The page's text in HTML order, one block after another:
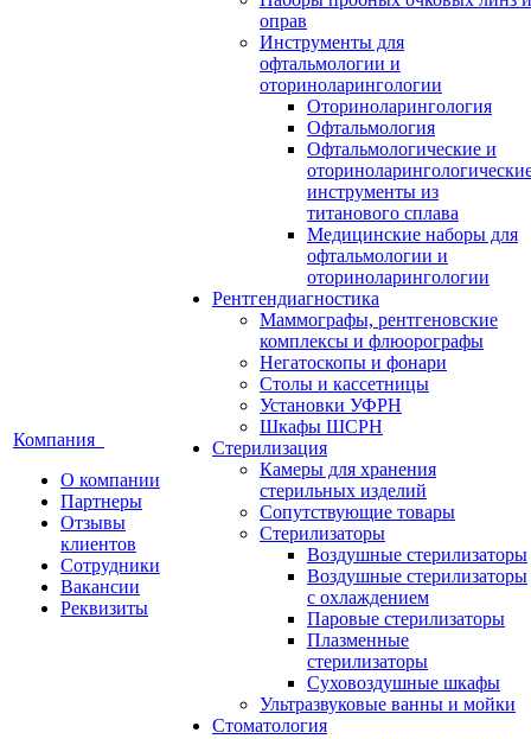
Компания
О компании
Партнеры
Отзывы
клиентов
Сотрудники
Вакансии
Реквизиты
оправ
Инструменты для
офтальмологии и
оториноларингологии
Оториноларингология
Офтальмология
Офтальмологические и
инструменты из
титанового сплава
Медицинские наборы для
офтальмологии и
оториноларингологии
Рентгендиагностика
Маммографы, рентгеновские
комплексы и флюорографы
Негатоскопы и фонари
Столы и кассетницы
Установки УФРН
Шкафы ШСРН
Стерилизация
Камеры для хранения
стерильных изделий
Сопутствующие товары
Стерилизаторы
Воздушные стерилизаторы
Воздушные стерилизаторы
с охлаждением
Паровые стерилизаторы
Плазменные
стерилизаторы
Суховоздушные шкафы
Ультразвуковые ванны и мойки
Стоматология